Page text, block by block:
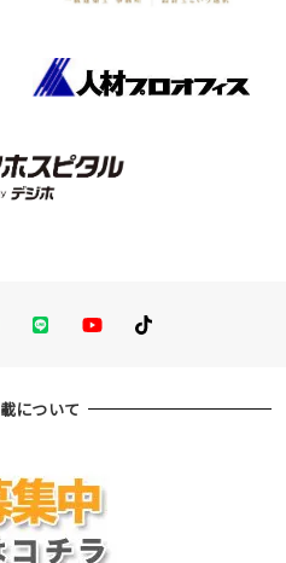
LINE You TubeTikTok
について